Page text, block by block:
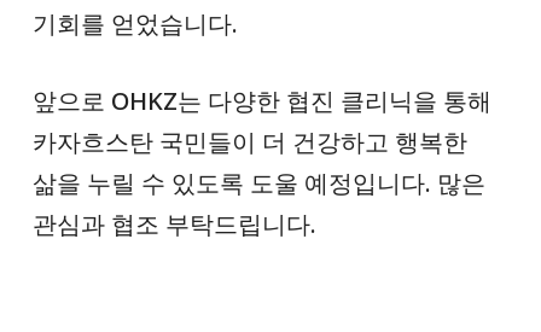
기회를 얻었습니다.
앞으로 OHKZ는 다양한 협진 클리닉을 통해
카자흐스탄 국민들이 더 건강하고 행복한
삶을 누릴 수 있도록 도울 예정입니다. 많은
관심과 협조 부탁드립니다.